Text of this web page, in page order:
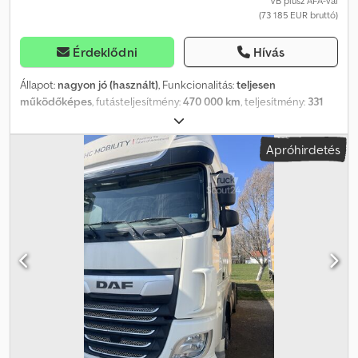
(73 185 EUR bruttó)
Érdeklődni Hívás
Állapot: nagyon jó (használt), Funkcionalitás:teljesen
működőképes , futásteljesítmény:470 000 km , teljesítmény: 331
, üzemanyagtípus:dízel
maximális teherbírás:14 060 kg, össztömeg:26 000 kg,
tengelyelrendezés:6x2 , szín:fehér, vezetőfülke: alvófülke,
automata, kibocsátási osztály:Euro 6, felfüggesztés:
, raktér hossza:7 320 mm , rakodótér szélesség:
raktérmagasság:
2 500 mm , Gyártási év:2019, Felszereltség:
hűtőegység, légkondicionálás, retarder, tempomat, utánfutó
vonófej, állófűtés , DAF XF 450 6×2 E6 / Lecapitaine hűtő /
ATP/FRC 2027-ig / 18 raklap ATP tanúsítvány az FRC osztályban 3
évig érvényes – 2027 januárig 2019-es év futásteljesítmény 470
ezer km Össztömeg 26000 kg Súlya 11940 kg Terhelhetősége
14060 kg 6×2 meghajtó Crjdezrvqajpfx Anzef 6 euró teljesítmény
450 LE AdBlue légrugózás emelő tengely automata váltó
tempomat differenciálzár webasto légkondicionálás parkoló klíma
hűtőszekrény hálófülke 2 ágyas rádió tachográf pótkocsi
Apróhirdetés